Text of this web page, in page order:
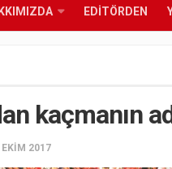
EDITÖRDEN
kaçmanın
EKIM 2017